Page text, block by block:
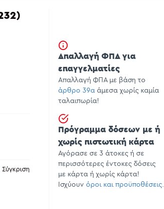
Σύγκριση
Απαλλαγή ΦΠΑ για
επαγγελματίες
Απαλλαγή ΦΠΑ με βάση το
άρθρο 39α άμεσα χωρίς καμία
ταλαιπωρία!
Πρόγραμμα δόσεων με ή
χωρίς πιστωτική κάρτα
Αγόρασε σε 3 άτοκες ή σε
περισσότερες έντοκες δόσεις
με κάρτα ή χωρίς κάρτα!
Ισχύουν όροι και προϋποθέσεις.